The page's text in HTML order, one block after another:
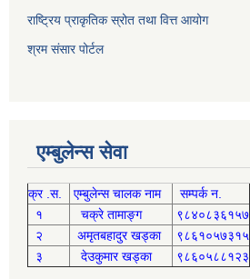
राष्ट्रिय प्राकृतिक स्रोत तथा वित्त आयोग
श्रम संसार पोर्टल
एम्बुलेन्स सेवा
क्र .स. एम्बुलेन्स चालक नाम
सम्पर्क न.
१
चक्रे तामाङ्ग
९८४०८३६१५७
२
अमृतबहादुर खड्का
९८६१०५७३१५
३
देउकुमार खड्का ९८६०५८८१२३